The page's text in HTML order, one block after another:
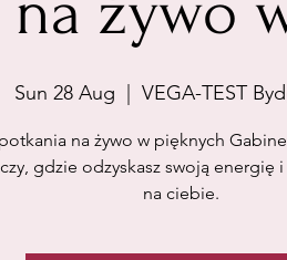
Sun 28 Aug
  |
VEGA-TEST
na żywo w pięknych
gdzie odzyskasz swoją energię
na ciebie.